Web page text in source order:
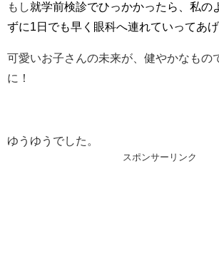
もし就学前検診でひっかかったら、私の
ずに1日でも早く眼科へ連れていってあげ
可愛いお子さんの未来が、健やかなもの
に！
ゆうゆうでした。
スポンサーリンク